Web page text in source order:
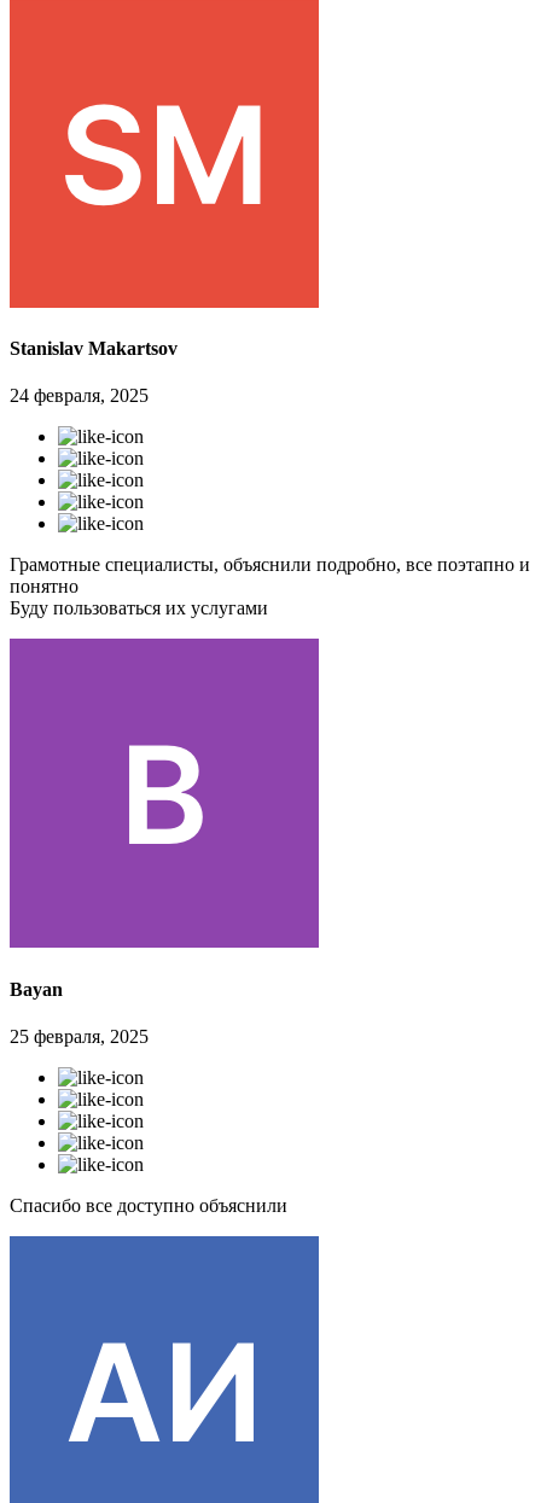
Stanislav Makartsov
24 февраля, 2025
Грамотные специалисты, объяснили подробно, все поэтапно и
понятно
Буду пользоваться их услугами
Bayan
25 февраля, 2025
Спасибо все доступно объяснили